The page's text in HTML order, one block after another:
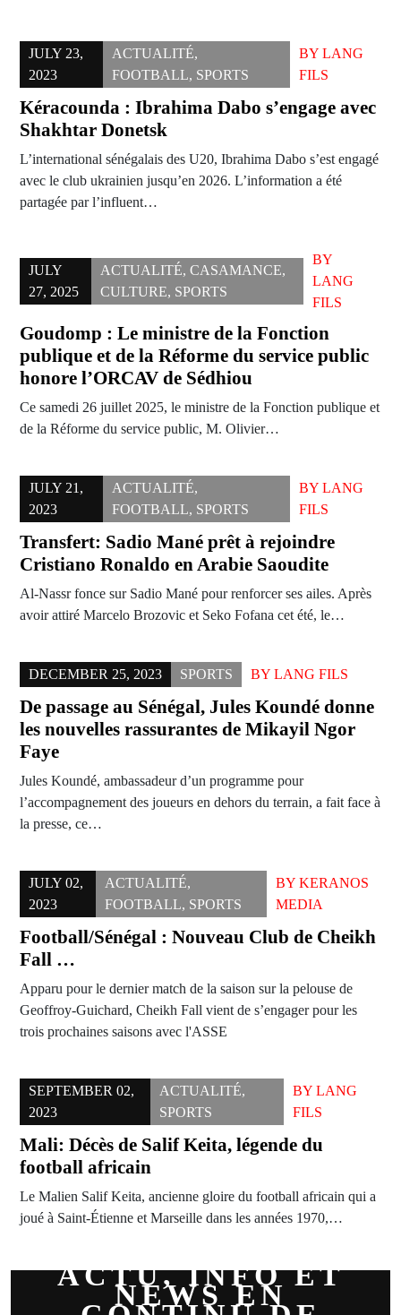
JULY 23,
2023
ACTUALITÉ,
FOOTBALL, SPORTS
BYLANG
FILS
Kéracounda : Ibrahima Dabo s’engage avec
Shakhtar Donetsk
L’international sénégalais des U20, Ibrahima Dabo s’est engagé
avec le club ukrainien jusqu’en 2026. L’information a été
partagée par l’influent…
JULY
27, 2025
ACTUALITÉ, CASAMANCE,
CULTURE, SPORTS
BY
LANG
FILS
Goudomp : Le ministre de la Fonction
publique et de la Réforme du service public
honore l’ORCAV de Sédhiou
Ce samedi 26 juillet 2025, le ministre de la Fonction publique et
de la Réforme du service public, M. Olivier…
JULY 21,
2023
ACTUALITÉ,
FOOTBALL, SPORTS
BYLANG
FILS
Transfert: Sadio Mané prêt à rejoindre
Cristiano Ronaldo en Arabie Saoudite
Al-Nassr fonce sur Sadio Mané pour renforcer ses ailes. Après
avoir attiré Marcelo Brozovic et Seko Fofana cet été, le…
DECEMBER 25, 2023 SPORTS BY LANG FILS
De passage au Sénégal, Jules Koundé donne
les nouvelles rassurantes de Mikayil Ngor
Faye
Jules Koundé, ambassadeur d’un programme pour
l’accompagnement des joueurs en dehors du terrain, a fait face à
la presse, ce…
JULY 02,
2023
ACTUALITÉ,
FOOTBALL, SPORTS
BY KERANOS
MEDIA
Football/Sénégal : Nouveau Club de Cheikh
Fall …
Apparu pour le dernier match de la saison sur la pelouse de
Geoffroy-Guichard, Cheikh Fall vient de s’engager pour les
trois prochaines saisons avec l'ASSE
SEPTEMBER 02,
2023
ACTUALITÉ,
SPORTS
BYLANG
FILS
Mali: Décès de Salif Keita, légende du
football africain
Le Malien Salif Keita, ancienne gloire du football africain qui a
joué à Saint-Étienne et Marseille dans les années 1970,…
ACTU, INFO ET
NEWS EN